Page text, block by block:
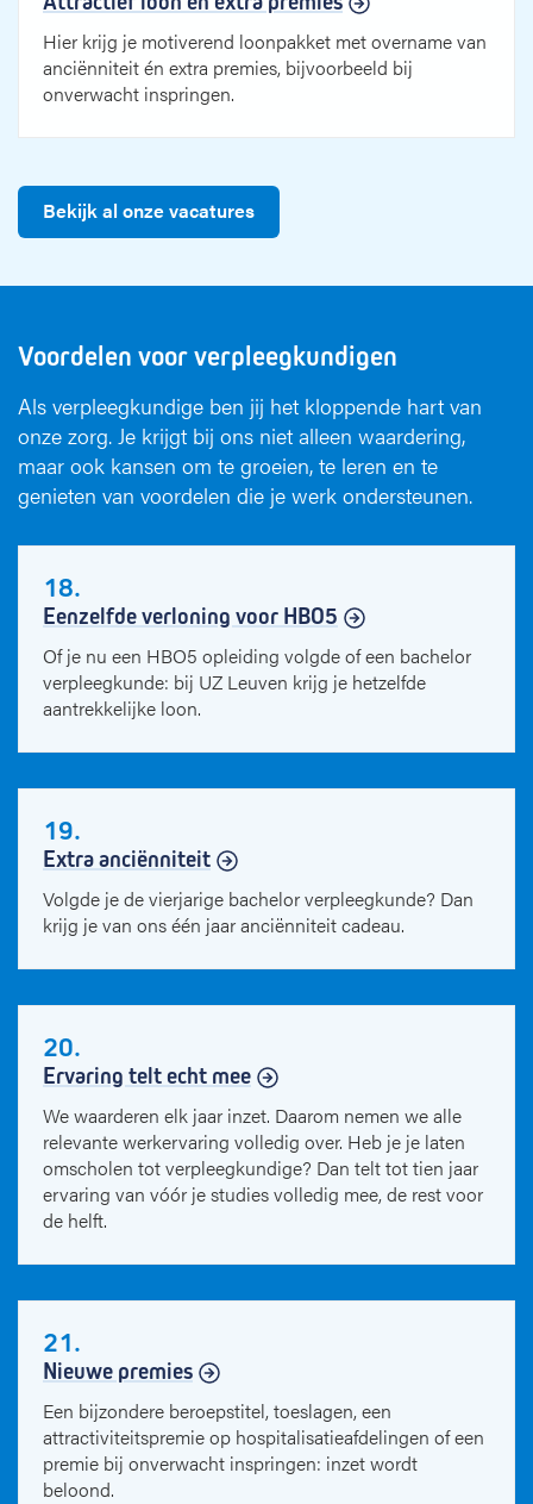
Hier krijg je motiverend loonpakket met overname van
anciënniteit én extra premies, bijvoorbeeld bij
onverwacht inspringen.
Bekijk al onze vacatures
Voordelen voor verpleegkundigen
Als verpleegkundige ben jij het kloppende hart van
onze zorg. Je krijgt bij ons niet alleen waardering,
maar ook kansen om te groeien, te leren en te
genieten van voordelen die je werk ondersteunen.
18.
Eenzelfde verloning voor HBO5
Of je nu een HBO5 opleiding volgde of een bachelor
verpleegkunde: bij UZ Leuven krijg je hetzelfde
aantrekkelijke loon.
19.
Extra anciënniteit
Volgde je de vierjarige bachelor verpleegkunde? Dan
krijg je van ons één jaar anciënniteit cadeau.
20.
Ervaring telt echt mee
We waarderen elk jaar inzet. Daarom nemen we alle
relevante werkervaring volledig over. Heb je je laten
omscholen tot verpleegkundige? Dan telt tot tien jaar
ervaring van vóór je studies volledig mee, de rest voor
de helft.
21.
Nieuwe premies
Een bijzondere beroepstitel, toeslagen, een
attractiviteitspremie op hospitalisatieafdelingen of een
premie bij onverwacht inspringen: inzet wordt
beloond.